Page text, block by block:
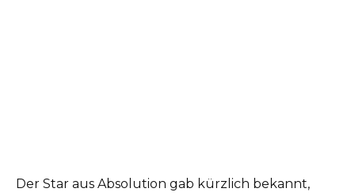
Der Star aus Absolution gab kürzlich bekannt,